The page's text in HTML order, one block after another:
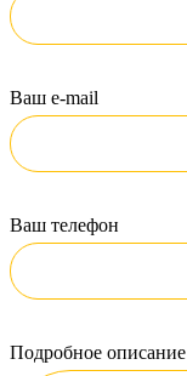
Ваш e-mail
Ваш телефон
Подробное